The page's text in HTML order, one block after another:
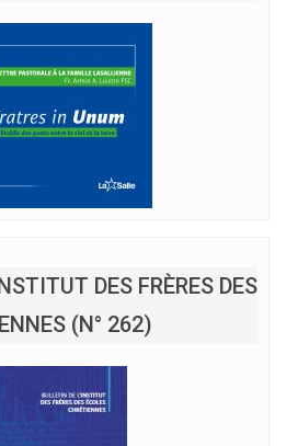
DES FRÈRES DES
(N° 262)